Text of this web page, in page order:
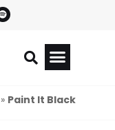
» Paint It Black